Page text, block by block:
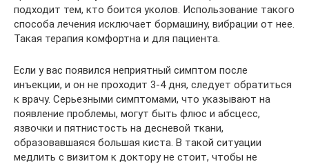
подходит тем, кто боится уколов. Использование такого
способа лечения исключает бормашину, вибрации от нее.
Такая терапия комфортна и для пациента.
Если у вас появился неприятный симптом после
инъекции, и он не проходит 3-4 дня, следует обратиться
к врачу. Серьезными симптомами, что указывают на
появление проблемы, могут быть флюс и абсцесс,
язвочки и пятнистость на десневой ткани,
образовавшаяся большая киста. В такой ситуации
медлить с визитом к доктору не стоит, чтобы не